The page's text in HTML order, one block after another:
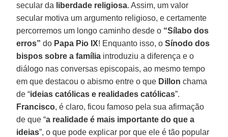
secular da liberdade religiosa. Assim, um valor
secular motiva um argumento religioso, e certamente
percorremos um longo caminho desde o “Sílabo dos
erros” do Papa Pio IX! Enquanto isso, oSínodo dos
bispos sobre a família introduziu a diferença e o
diálogo nas conversas episcopais, ao mesmo tempo
em que destacou o abismo entre o que Dillon chama
de “ideias católicas e realidades católicas”.
Francisco, é claro, ficou famoso pela sua afirmação
de que “a realidade é mais importante do que a
ideias”, o que pode explicar por que ele é tão popular